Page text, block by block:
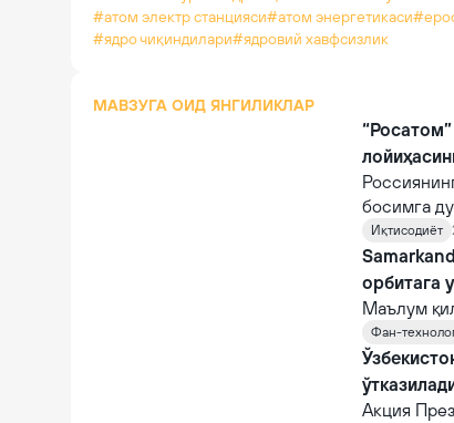
#атом электр станцияси#атом энергетикаси
#ядро чиқиндилари#ядровий хавфсизлик
МАВЗУГА ОИД ЯНГИЛИКЛАР
босимга
таъсир
Иқтисодиёт
орбитага
Маълум
фазога
Фан-
Акция